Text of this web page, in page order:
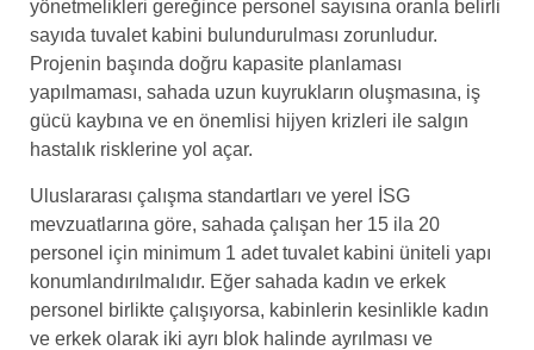
yönetmelikleri gereğince personel sayısına oranla belirli
sayıda tuvalet kabini bulundurulması zorunludur.
Projenin başında doğru kapasite planlaması
yapılmaması, sahada uzun kuyrukların oluşmasına, iş
gücü kaybına ve en önemlisi hijyen krizleri ile salgın
hastalık risklerine yol açar.
Uluslararası çalışma standartları ve yerel İSG
mevzuatlarına göre, sahada çalışan her 15 ila 20
personel için minimum 1 adet tuvalet kabini üniteli yapı
konumlandırılmalıdır. Eğer sahada kadın ve erkek
personel birlikte çalışıyorsa, kabinlerin kesinlikle kadın
ve erkek olarak iki ayrı blok halinde ayrılması ve